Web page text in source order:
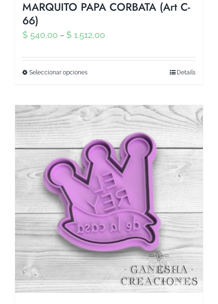
MARQUITO PAPA CORBATA (Art C-
66)
$ 540,00 – $ 1.512,00
Seleccionar opciones Details